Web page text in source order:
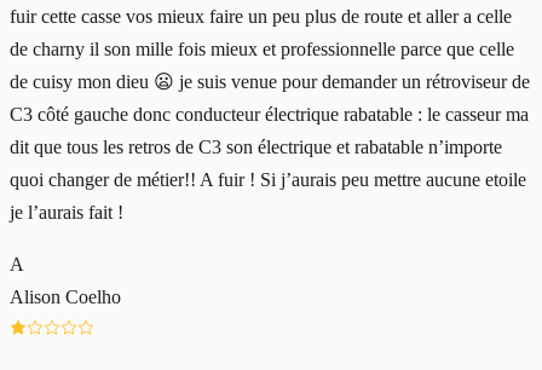
fuir cette casse vos mieux faire un peu plus de route et aller a celle
de charny il son mille fois mieux et professionnelle parce que celle
de cuisy mon dieu 😦 je suis venue pour demander un rétroviseur de
C3 côté gauche donc conducteur électrique rabatable : le casseur ma
dit que tous les retros de C3 son électrique et rabatable n’importe
quoi changer de métier!! A fuir ! Si j’aurais peu mettre aucune etoile
je l’aurais fait !
A
Alison Coelho